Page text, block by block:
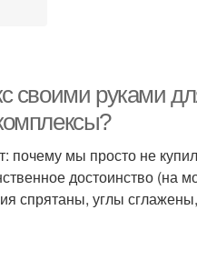
своими руками
мы просто не
достоинство (на
спрятаны, углы